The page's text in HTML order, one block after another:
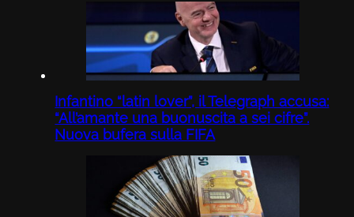
Infantino “latin lover”, il Telegraph accusa:
“All’amante una buonuscita a sei cifre”.
Nuova bufera sulla FIFA